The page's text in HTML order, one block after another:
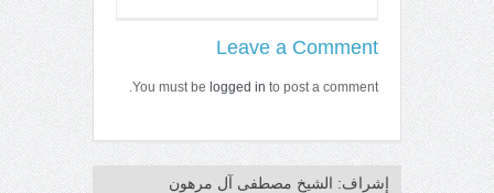
Leave a Comment
You must be logged in to post a comment.
إشراف: الشيخ مصطفى آل مرهون